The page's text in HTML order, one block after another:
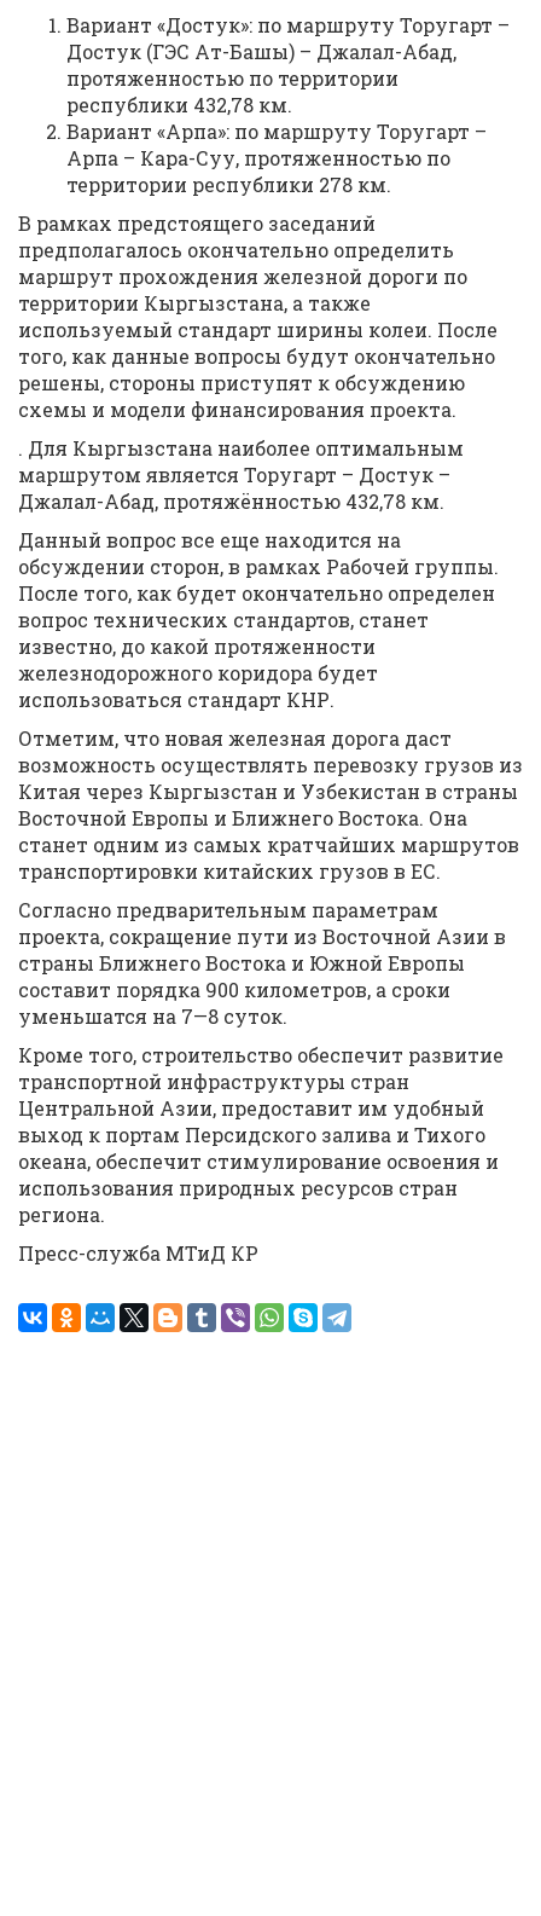
Вариант «Достук»: по маршруту Торугарт –
Достук (ГЭС Ат-Башы) – Джалал-Абад,
протяженностью по территории
республики 432,78 км.
Вариант «Арпа»: по маршруту Торугарт –
Арпа – Кара-Суу, протяженностью по
территории республики 278 км.
В рамках предстоящего заседаний
предполагалось окончательно определить
маршрут прохождения железной дороги по
территории Кыргызстана, а также
используемый стандарт ширины колеи. После
того, как данные вопросы будут окончательно
решены, стороны приступят к обсуждению
схемы и модели финансирования проекта.
. Для Кыргызстана наиболее оптимальным
маршрутом является Торугарт – Достук –
Джалал-Абад, протяжённостью 432,78 км.
Данный вопрос все еще находится на
обсуждении сторон, в рамках Рабочей группы.
После того, как будет окончательно определен
вопрос технических стандартов, станет
известно, до какой протяженности
железнодорожного коридора будет
использоваться стандарт КНР.
Отметим, что новая железная дорога даст
возможность осуществлять перевозку грузов из
Китая через Кыргызстан и Узбекистан в страны
Восточной Европы и Ближнего Востока. Она
станет одним из самых кратчайших маршрутов
транспортировки китайских грузов в ЕС.
Согласно предварительным параметрам
проекта, сокращение пути из Восточной Азии в
страны Ближнего Востока и Южной Европы
составит порядка 900 километров, а сроки
уменьшатся на 7—8 суток.
Кроме того, строительство обеспечит развитие
транспортной инфраструктуры стран
Центральной Азии, предоставит им удобный
выход к портам Персидского залива и Тихого
океана, обеспечит стимулирование освоения и
использования природных ресурсов стран
региона.
Пресс-служба МТиД КР